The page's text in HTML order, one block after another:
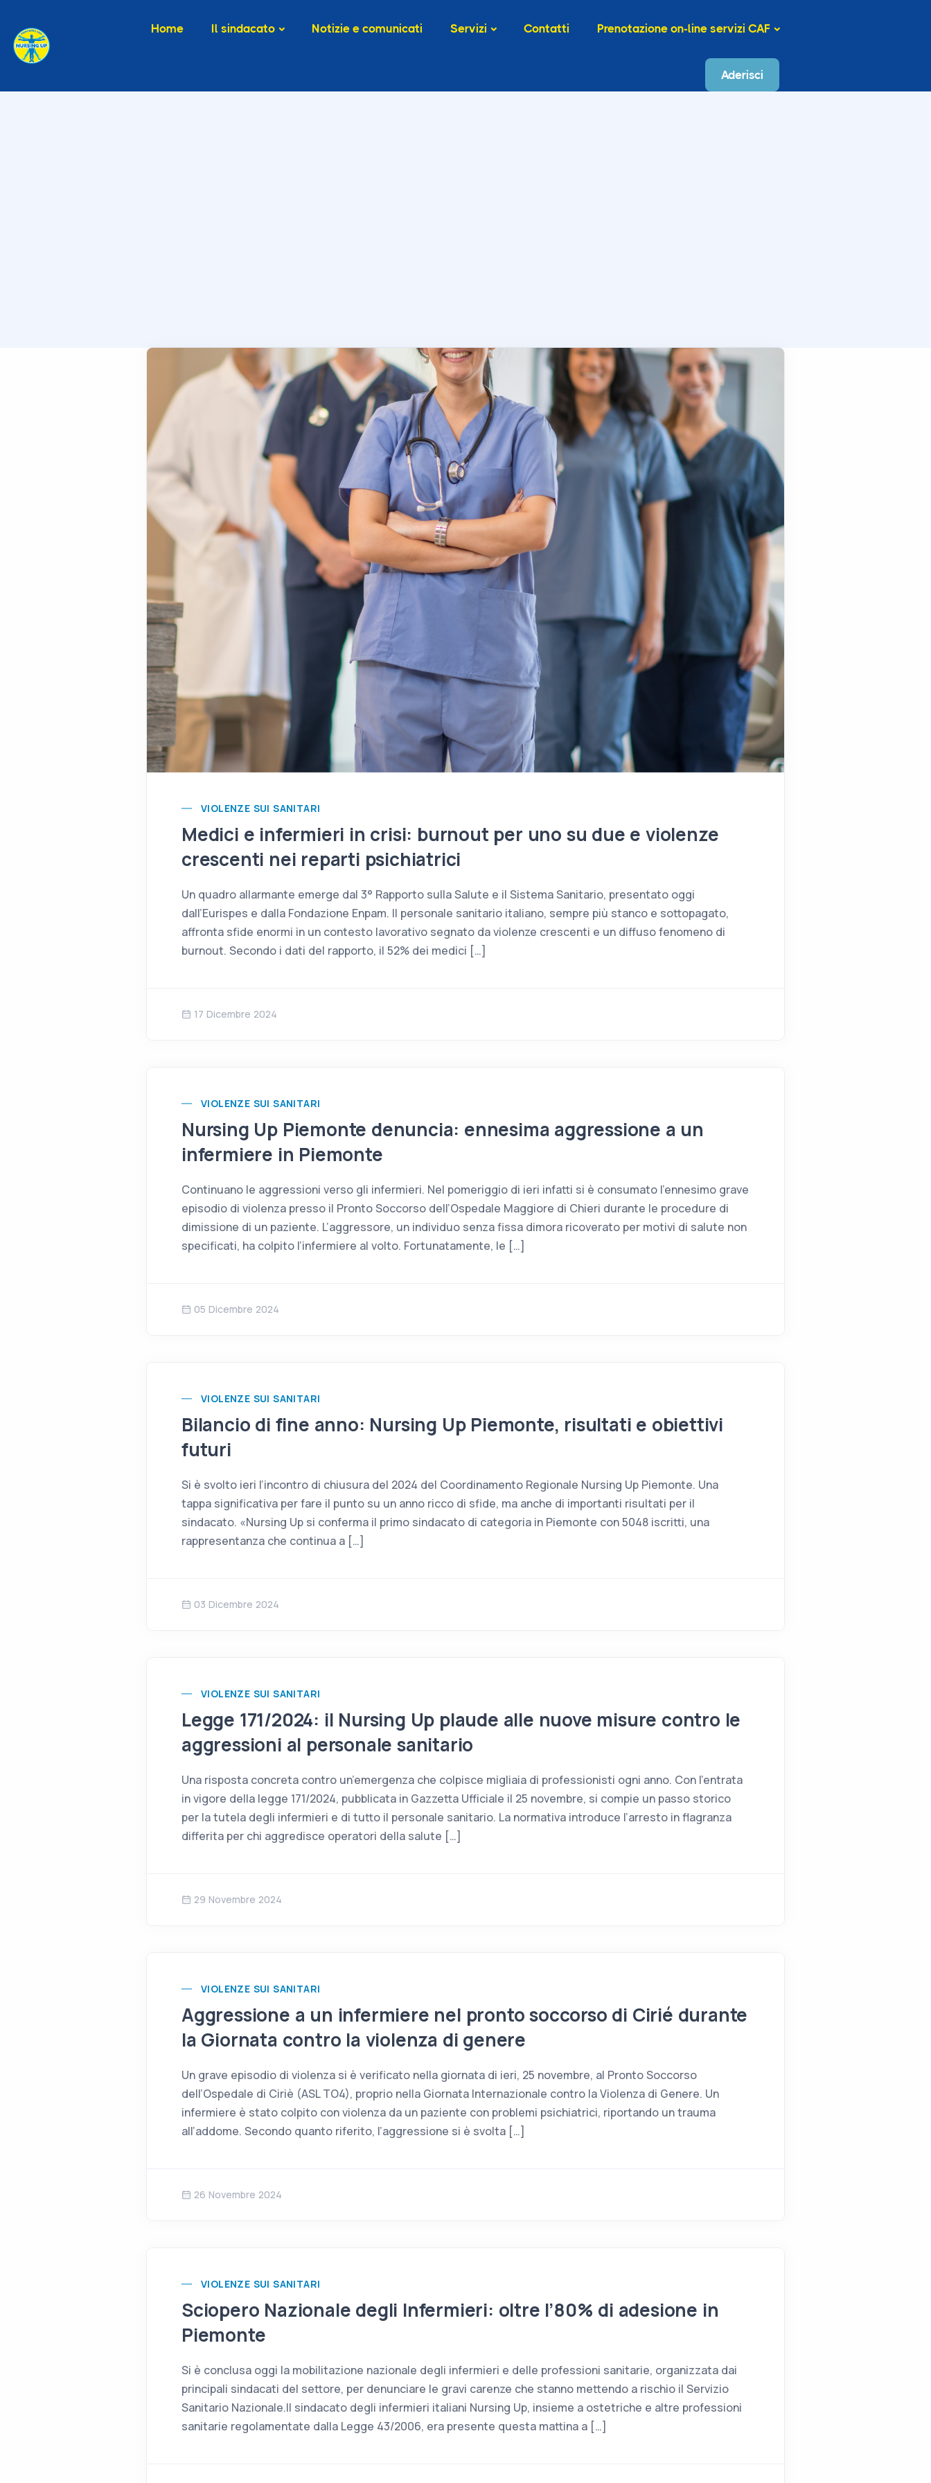
Home Il sindacato Notizie e comunicati Servizi Contatti Prenotazione on-line servizi CAF
Aderisci
VIOLENZE SUI SANITARI
Medici e infermieri in crisi: burnout per uno su due e violenze
crescenti nei reparti psichiatrici
Un quadro allarmante emerge dal 3° Rapporto sulla Salute e il Sistema Sanitario, presentato oggi
dall’Eurispes e dalla Fondazione Enpam. Il personale sanitario italiano, sempre più stanco e sottopagato,
affronta sfide enormi in un contesto lavorativo segnato da violenze crescenti e un diffuso fenomeno di
burnout. Secondo i dati del rapporto, il 52% dei medici […]
17 Dicembre 2024
VIOLENZE SUI SANITARI
Nursing Up Piemonte denuncia: ennesima aggressione a un
infermiere in Piemonte
Continuano le aggressioni verso gli infermieri. Nel pomeriggio di ieri infatti si è consumato l’ennesimo grave
episodio di violenza presso il Pronto Soccorso dell’Ospedale Maggiore di Chieri durante le procedure di
dimissione di un paziente. L’aggressore, un individuo senza fissa dimora ricoverato per motivi di salute non
specificati, ha colpito l’infermiere al volto. Fortunatamente, le […]
05 Dicembre 2024
VIOLENZE SUI SANITARI
Bilancio di fine anno: Nursing Up Piemonte, risultati e obiettivi
futuri
Si è svolto ieri l’incontro di chiusura del 2024 del Coordinamento Regionale Nursing Up Piemonte. Una
tappa significativa per fare il punto su un anno ricco di sfide, ma anche di importanti risultati per il
sindacato. «Nursing Up si conferma il primo sindacato di categoria in Piemonte con 5048 iscritti, una
rappresentanza che continua a […]
03 Dicembre 2024
VIOLENZE SUI SANITARI
Legge 171/2024: il Nursing Up plaude alle nuove misure contro le
aggressioni al personale sanitario
Una risposta concreta contro un’emergenza che colpisce migliaia di professionisti ogni anno. Con l’entrata
in vigore della legge 171/2024, pubblicata in Gazzetta Ufficiale il 25 novembre, si compie un passo storico
per la tutela degli infermieri e di tutto il personale sanitario. La normativa introduce l’arresto in flagranza
differita per chi aggredisce operatori della salute […]
29 Novembre 2024
VIOLENZE SUI SANITARI
Aggressione a un infermiere nel pronto soccorso di Cirié durante
la Giornata contro la violenza di genere
Un grave episodio di violenza si è verificato nella giornata di ieri, 25 novembre, al Pronto Soccorso
dell’Ospedale di Ciriè (ASL TO4), proprio nella Giornata Internazionale contro la Violenza di Genere. Un
infermiere è stato colpito con violenza da un paziente con problemi psichiatrici, riportando un trauma
all’addome. Secondo quanto riferito, l’aggressione si è svolta […]
26 Novembre 2024
VIOLENZE SUI SANITARI
Sciopero Nazionale degli Infermieri: oltre l’80% di adesione in
Piemonte
Si è conclusa oggi la mobilitazione nazionale degli infermieri e delle professioni sanitarie, organizzata dai
principali sindacati del settore, per denunciare le gravi carenze che stanno mettendo a rischio il Servizio
Sanitario Nazionale.Il sindacato degli infermieri italiani Nursing Up, insieme a ostetriche e altre professioni
sanitarie regolamentate dalla Legge 43/2006, era presente questa mattina a […]